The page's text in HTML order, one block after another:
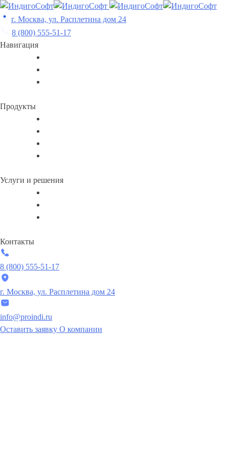
Skip
to
content
г. Москва, ул. Расплетина дом 24
8 (800) 555-51-17
Навигация
Продукты
Услуги и решения
Контакты
8 (800) 555-51-17
г. Москва, ул. Расплетина дом 24
info@proindi.ru
Оставить заявку О компании